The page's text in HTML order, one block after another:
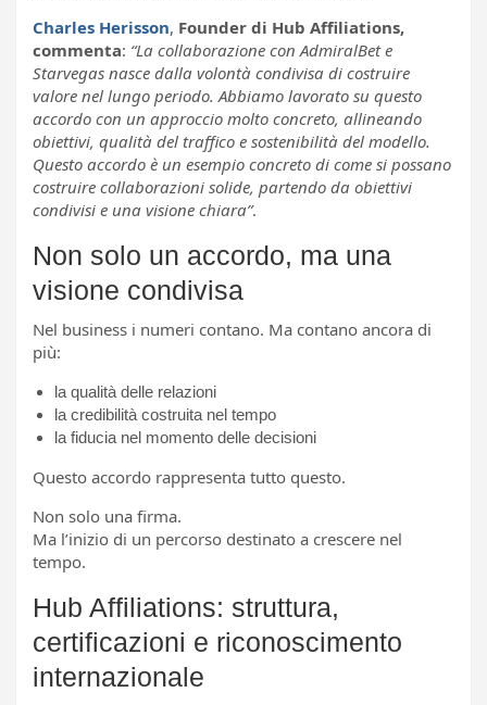
Charles Herisson, Founder di Hub Affiliations,
commenta: “La collaborazione con AdmiralBet e
Starvegas nasce dalla volontà condivisa di costruire
valore nel lungo periodo. Abbiamo lavorato su questo
accordo con un approccio molto concreto, allineando
obiettivi, qualità del traffico e sostenibilità del modello.
Questo accordo è un esempio concreto di come si possano
costruire collaborazioni solide, partendo da obiettivi
condivisi e una visione chiara”.
Non solo un accordo, ma una
visione condivisa
Nel business i numeri contano. Ma contano ancora di
più:
la qualità delle relazioni
la credibilità costruita nel tempo
la fiducia nel momento delle decisioni
Questo accordo rappresenta tutto questo.
Non solo una firma.
Ma l’inizio di un percorso destinato a crescere nel
tempo.
Hub Affiliations: struttura,
certificazioni e riconoscimento
internazionale